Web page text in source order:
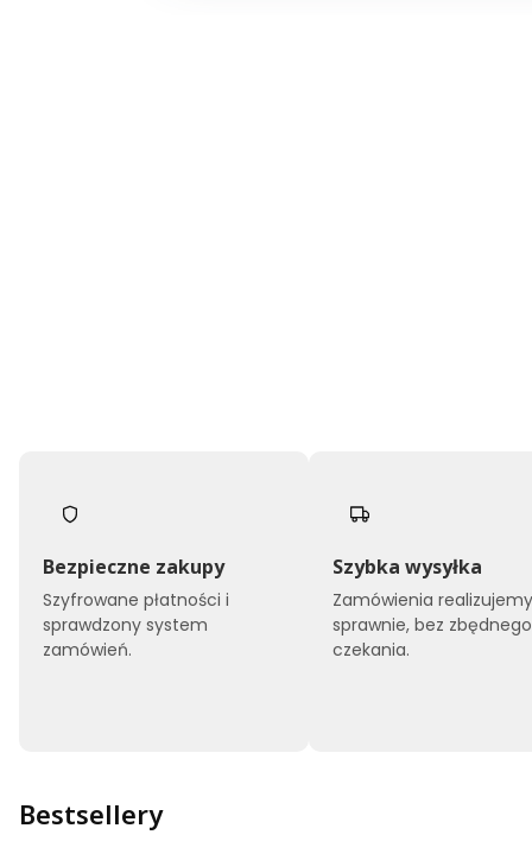
Bezpieczne zakupy
Szyfrowane płatności i
sprawdzony system
zamówień.
Szybka wysyłka
Zamówienia realizujemy
sprawnie, bez zbędnego
czekania.
Bestsellery